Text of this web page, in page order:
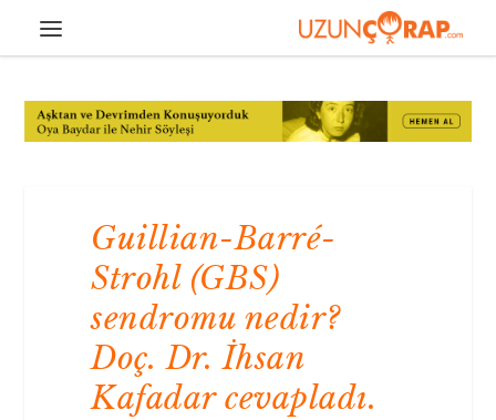
Guillian-Barré-
Strohl (GBS)
sendromu nedir?
Doç. Dr. İhsan
Kafadar cevapladı.